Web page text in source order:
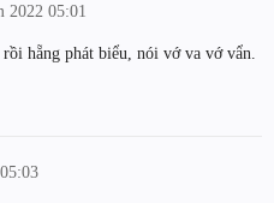
2022 05:01
hẵng phát biểu, nói vớ va vớ vẩn.